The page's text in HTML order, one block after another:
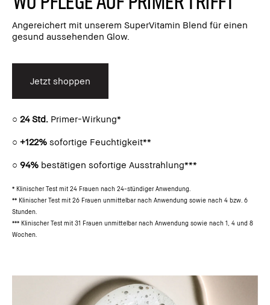
Angereichert mit unserem SuperVitamin Blend für einen
gesund aussehenden Glow.
Jetzt shoppen
○ 24 Std. Primer-Wirkung*
○ +122% sofortige Feuchtigkeit**
○ 94% bestätigen sofortige Ausstrahlung***
* Klinischer Test mit 24 Frauen nach 24-stündiger Anwendung.
** Klinischer Test mit 26 Frauen unmittelbar nach Anwendung sowie nach 4 bzw. 6
Stunden.
*** Klinischer Test mit 31 Frauen unmittelbar nach Anwendung sowie nach 1, 4 und 8
Wochen.